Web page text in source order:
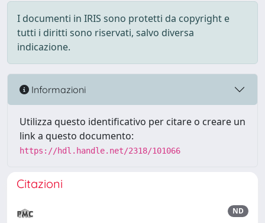
I documenti in IRIS sono protetti da copyright e
tutti i diritti sono riservati, salvo diversa
indicazione.
Informazioni
Utilizza questo identificativo per citare o creare un
link a questo documento:
https://hdl.handle.net/2318/101066
Citazioni
ND